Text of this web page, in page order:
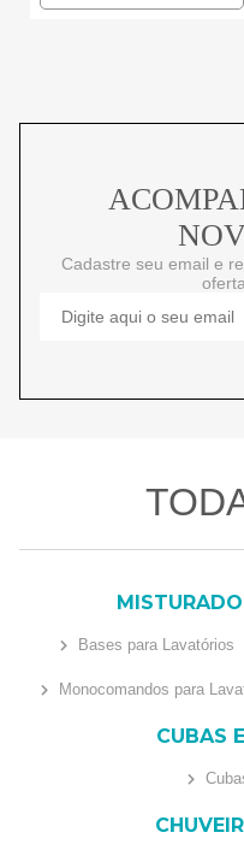
Cadastre seu email e
Bases para Lavatórios
Monocomandos para
CUBAS